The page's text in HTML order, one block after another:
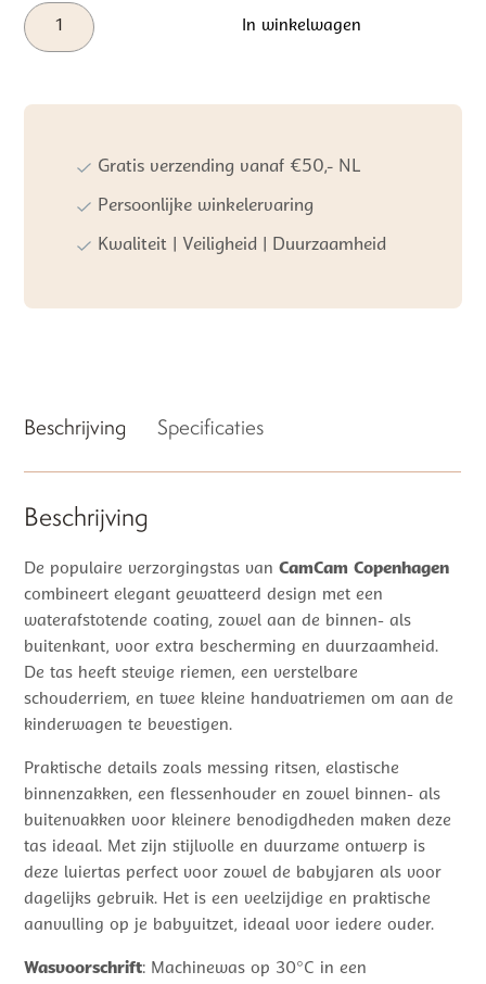
Cam
Cam
-
In winkelwagen
Gratis verzending vanaf €50,- NL
Persoonlijke winkelervaring
Kwaliteit | Veiligheid | Duurzaamheid
Beschrijving Specificaties
Beschrijving
De populaire verzorgingstas vanCamCam Copenhagen
combineert elegant gewatteerd design met een
waterafstotende coating, zowel aan de binnen- als
buitenkant, voor extra bescherming en duurzaamheid.
De tas heeft stevige riemen, een verstelbare
schouderriem, en twee kleine handvatriemen om aan de
kinderwagen te bevestigen.
Praktische details zoals messing ritsen, elastische
binnenzakken, een flessenhouder en zowel binnen- als
buitenvakken voor kleinere benodigdheden maken deze
tas ideaal. Met zijn stijlvolle en duurzame ontwerp is
deze luiertas perfect voor zowel de babyjaren als voor
dagelijks gebruik. Het is een veelzijdige en praktische
aanvulling op je babyuitzet, ideaal voor iedere ouder.
Wasvoorschrift: Machinewas op 30°C in een